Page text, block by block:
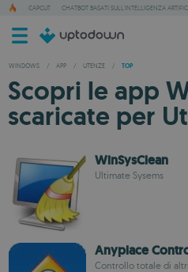
CAPCUT CHATBOT BASATI SULL'INTELLIGENZA
WINDOWS / APP / UTENZE / TOP
Scopri le app
scaricate per
WinSysClean
Ultimate Sysems
Anyplace
Controllo totale di